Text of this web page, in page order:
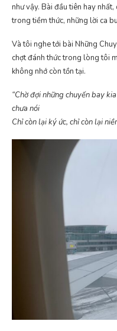
như vậy. Bài đầu tiên hay
trong tiềm thức, những lời ca
Và tôi nghe tới bài Những
chợt đánh thức trong lòng tôi
không nhớ còn tồn tại.
“Chờ đợi những chuyến bay
chưa nói
Chỉ còn lại ký ức, chỉ còn lại